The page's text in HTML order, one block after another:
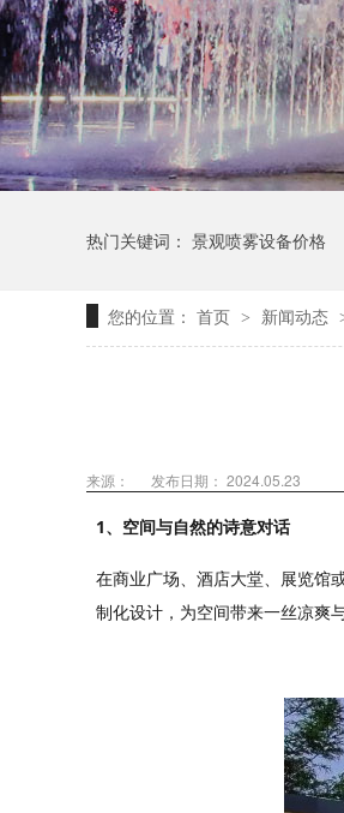
热门关键词： 景观喷雾设备价格
您的位置： 首页 > 新闻动态
来源： 发布日期： 2024.05.23
1、空间与自然的诗意对话
在商业广场、酒店大堂、展览馆
制化设计，为空间带来一丝凉爽